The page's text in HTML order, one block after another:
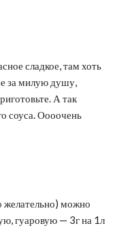
сладкое, там хоть
за милую душу,
А так
соуса. Оооочень
желательно) можно
гуаровую — 3г на 1л